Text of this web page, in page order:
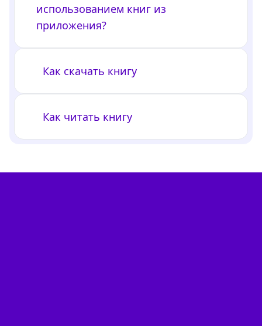
использованием книг из
приложения?
Как скачать книгу
Как читать книгу